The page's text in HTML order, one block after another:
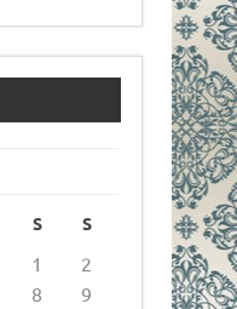
S S
1
2
8
9